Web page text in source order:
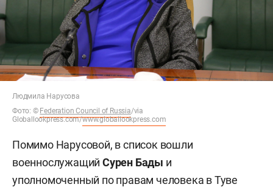
Людмила Нарусова
Фото: © Federation Council of Russia/via
Globallookpress.com/www.globallookpress.com
Помимо Нарусовой, в список вошли
военнослужащийСурен Бады и
уполномоченный по правам человека в Туве